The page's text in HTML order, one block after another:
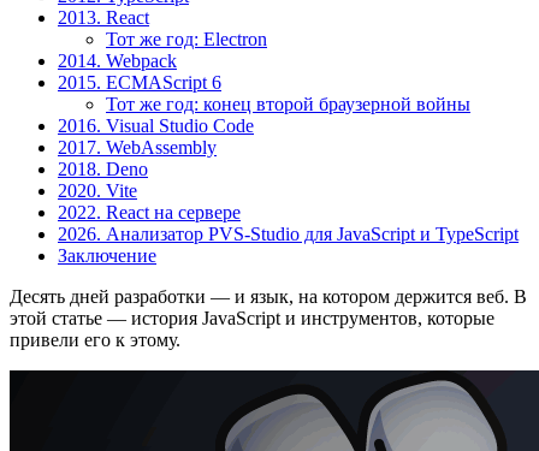
2013. React
Тот же год: Electron
2014. Webpack
2015. ECMAScript 6
Тот же год: конец второй браузерной войны
2016. Visual Studio Code
2017. WebAssembly
2018. Deno
2020. Vite
2022. React на сервере
2026. Анализатор PVS-Studio для JavaScript и TypeScript
Заключение
Десять дней разработки — и язык, на котором держится веб. В
этой статье — история JavaScript и инструментов, которые
привели его к этому.